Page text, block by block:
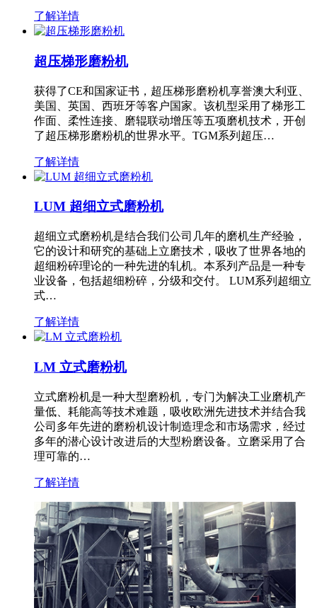
了解详情
超压梯形磨粉机
获得了CE和国家证书，超压梯形磨粉机享誉澳大利亚、
美国、英国、西班牙等客户国家。该机型采用了梯形工
作面、柔性连接、磨辊联动增压等五项磨机技术，开创
了超压梯形磨粉机的世界水平。TGM系列超压…
了解详情
LUM 超细立式磨粉机
超细立式磨粉机是结合我们公司几年的磨机生产经验，
它的设计和研究的基础上立磨技术，吸收了世界各地的
超细粉碎理论的一种先进的轧机。本系列产品是一种专
业设备，包括超细粉碎，分级和交付。 LUM系列超细立
式…
了解详情
LM 立式磨粉机
立式磨粉机是一种大型磨粉机，专门为解决工业磨机产
量低、耗能高等技术难题，吸收欧洲先进技术并结合我
公司多年先进的磨粉机设计制造理念和市场需求，经过
多年的潜心设计改进后的大型粉磨设备。立磨采用了合
理可靠的…
了解详情